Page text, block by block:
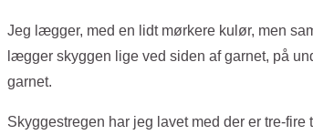
Jeg lægger, med en lidt mørkere kulør, men
lægger skyggen lige ved siden af garnet, på
garnet.
Skyggestregen har jeg lavet med der er tre-